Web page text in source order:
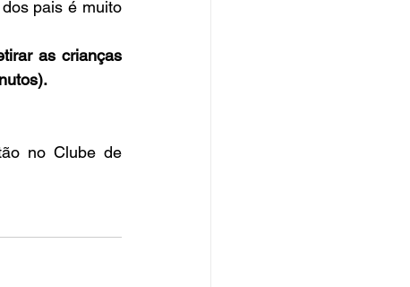
pais é muito
as crianças
no Clube de